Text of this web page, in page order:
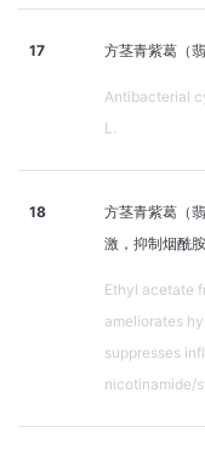
17 方茎青紫葛（
Antibacterial
L.
18
方茎青紫葛（
激，抑制烟酰
Ethyl acetate
ameliorates
suppresses
nicotinamide/